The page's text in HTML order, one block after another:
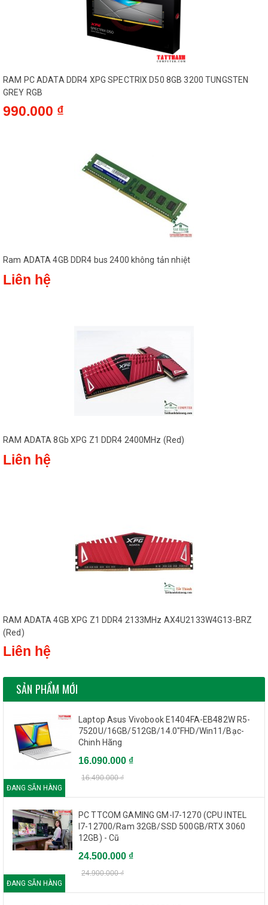
RAM PC ADATA DDR4 XPG SPECTRIX D50 8GB 3200 TUNGSTEN
GREY RGB
990.000 ₫
Ram ADATA 4GB DDR4 bus 2400 không tản nhiệt
Liên hệ
RAM ADATA 8Gb XPG Z1 DDR4 2400MHz (Red)
Liên hệ
RAM ADATA 4GB XPG Z1 DDR4 2133MHz AX4U2133W4G13-BRZ
(Red)
Liên hệ
SẢN PHẨM MỚI
ĐANG SẴN HÀNG
Laptop Asus Vivobook E1404FA-EB482W R5-
7520U/16GB/512GB/14.0"FHD/Win11/Bạc-
Chinh Hãng
16.090.000 ₫
16.490.000 ₫
ĐANG SẴN HÀNG
PC TTCOM GAMING GM-I7-1270 (CPU INTEL
I7-12700/Ram 32GB/SSD 500GB/RTX 3060
12GB) - Cũ
24.500.000 ₫
24.900.000 ₫